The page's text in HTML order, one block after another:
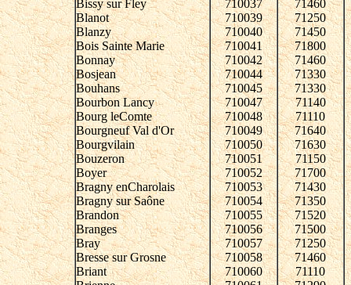
Bissy sur Fley
Blanot
Blanzy
Bois Sainte Marie
Bonnay
Bosjean
Bouhans
Bourbon Lancy
Bourg leComte
Bourgneuf Val d'Or
Bourgvilain
Bouzeron
Boyer
Bragny enCharolais
Bragny sur Saône
Brandon
Branges
Bray
Bresse sur Grosne
Briant
710037
710039
710040
710041
710042
710044
710045
710047
710048
710049
710050
710051
710052
710053
710054
710055
710056
710057
710058
710060
71460
71250
71450
71800
71460
71330
71330
71140
71110
71640
71630
71150
71700
71430
71350
71520
71500
71250
71460
71110